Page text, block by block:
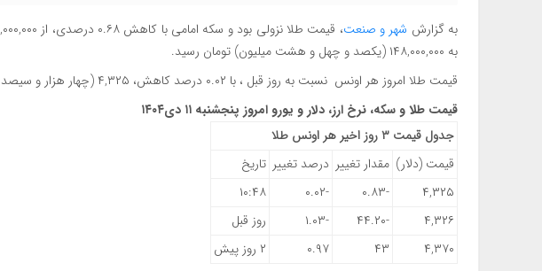
به گزارش شهر و صنعت
به ۱۴۸,۰۰۰,۰۰۰ (یکصد و چهل و هشت میلیون) تومان رسید.
قیمت طلا امروز هر اونس نسبت به روز قبل ، با ۰.۰۲ درصد کاهش، ۴,۳۲۵ (چهار هزار و سیصد و بیست و پنج ) دلار نرخ گذاری شد.
قیمت طلا و سکه، نرخ ارز، دلار و یورو امروز پنجشنبه ۱۱ دی۱۴۰۴
جدول قیمت ۳ روز اخیر هر اونس طلا
قیمت (دلار) مقدار تغییر درصد تغییر تاریخ
۴,۳۲۵
-۰.۸۳ -۰.۰۲
۱۰:۴۸
۴,۳۲۶
-۴۴.۲۰ -۱.۰۳
روز قبل
۴,۳۷۰
۴۳ ۰.۹۷ ۲ روز پیش